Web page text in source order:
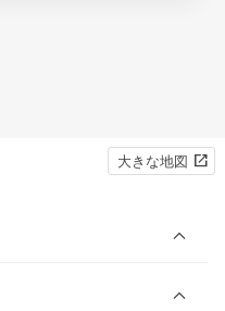
大きな地図